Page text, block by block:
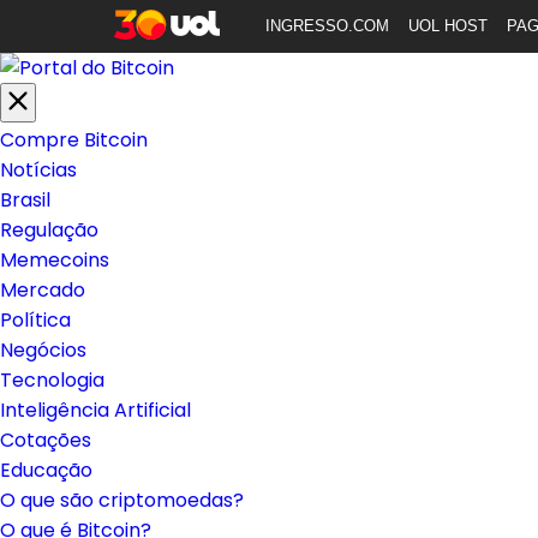
INGRESSO.COM UOL HOST
Compre Bitcoin
Notícias
Brasil
Regulação
Memecoins
Mercado
Política
Negócios
Tecnologia
Inteligência Artificial
Cotações
Educação
O que são criptomoedas?
O que é Bitcoin?